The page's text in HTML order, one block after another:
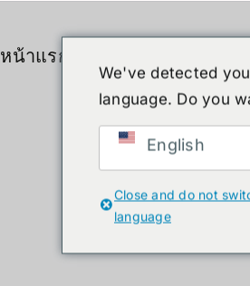
หน้าแรก
A. VR / AR / XR
สินค้
We've detected
language. Do you
English
Close and do not
language